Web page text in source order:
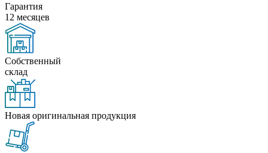
Гарантия
12 месяцев
Собственный
склад
Новая оригинальная продукция